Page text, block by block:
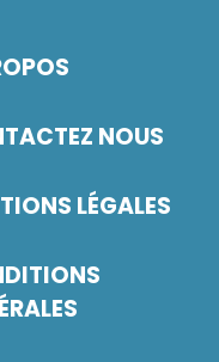
NOUS
LÉGALES